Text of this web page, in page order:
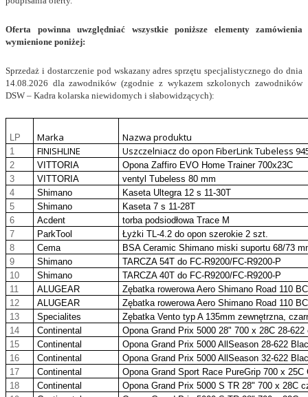
Oferta powinna uwzględniać wszystkie poniższe elementy zamówienia
wymienione poniżej:
Sprzedaż i dostarczenie pod wskazany adres sprzętu specjalistycznego do dnia
14.08.2026 dla zawodników (zgodnie z wykazem szkolonych zawodników
DSW – Kadra kolarska niewidomych i słabowidzących):
LP Marka Nazwa produktu
1 FINISHLINE Uszczelniacz do opon FiberLink Tubeless
2 VITTORIA
Opona Zaffiro EVO Home Trainer 700x23C
3
VITTORIA
ventyl Tubeless 80 mm
4
Shimano
Kaseta Ultegra 12 s 11-30T
5
Shimano
Kaseta 7 s 11-28T
6
Acdent
torba podsiodłowa Trace M
7
ParkTool
Łyżki TL-4.2 do opon szerokie 2 szt.
8
Cema
BSA Ceramic Shimano miski suportu 68/73
9
Shimano
TARCZA 54T do FC-R9200/FC-R9200-P
10
Shimano
TARCZA 40T do FC-R9200/FC-R9200-P
11
ALUGEAR
Zębatka rowerowa Aero Shimano Road 110
12
ALUGEAR
Zębatka rowerowa Aero Shimano Road 110
13
Specialites
Zębatka Vento typ A 135mm zewnętrzna,
14
Continental
Opona Grand Prix 5000 28" 700 x 28C 28-622
15
Continental
Opona Grand Prix 5000 AllSeason 28-622
16
Continental
Opona Grand Prix 5000 AllSeason 32-622
17
Continental
Opona Grand Sport Race PureGrip 700 x 25C
18
Continental
Opona Grand Prix 5000 S TR 28" 700 x 28C